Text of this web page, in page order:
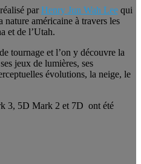
parHenry Jun Wah Lee qui
américaine à travers les
et de l’Utah.
tournage et l’on y découvre la
jeux de lumières, ses
évolutions, la neige, le
3, 5D Mark 2 et 7D ont été